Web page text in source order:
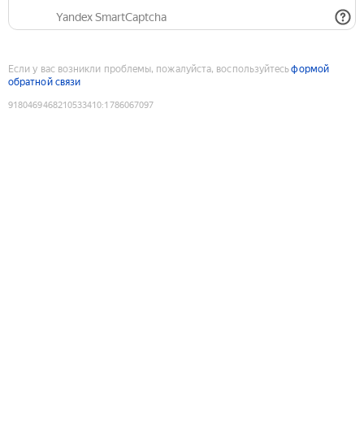
Yandex SmartCaptcha
Если у вас возникли проблемы, пожалуйста, воспользуйтесьформой
обратной связи
9180469468210533410:1786067097